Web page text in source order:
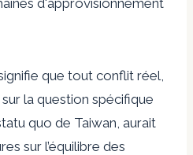
que tout conflit réel,
la question spécifique
quo de Taiwan, aurait
sur l’équilibre des